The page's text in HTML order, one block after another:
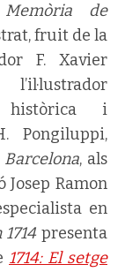
de
fruit de la
F. Xavier
històrica i
Pongiluppi,
Barcelona, als
Josep Ramon
en
1714presenta
1714: El setge